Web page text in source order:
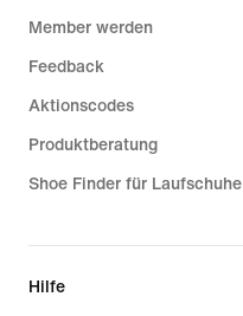
Member werden
Feedback
Aktionscodes
Produktberatung
Shoe Finder für Laufschuhe
Hilfe